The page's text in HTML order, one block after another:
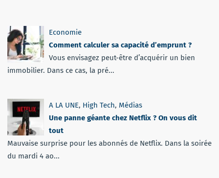
Economie
Comment calculer sa capacité d’emprunt ?
Vous envisagez peut-être d’acquérir un bien
immobilier. Dans ce cas, la pré...
A LA UNE, High Tech, Médias
Une panne géante chez Netflix ? On vous dit
tout
Mauvaise surprise pour les abonnés de Netflix. Dans la soirée
du mardi 4 ao...